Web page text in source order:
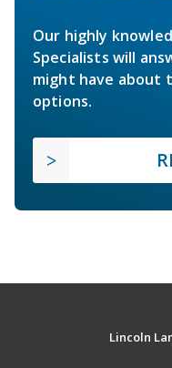
Our highly
Specialists will
might have about
options.
Lincoln